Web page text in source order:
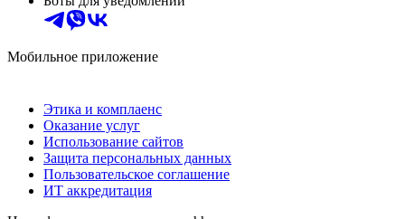
Мобильное приложение
Этика и комплаенс
Оказание услуг
Использование сайтов
Защита персональных данных
Пользовательское соглашение
ИТ аккредитация